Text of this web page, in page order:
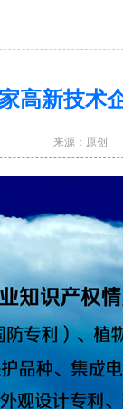
高新技术
来源： 原创